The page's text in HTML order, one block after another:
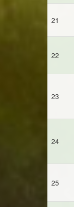
21
22
23
24
25